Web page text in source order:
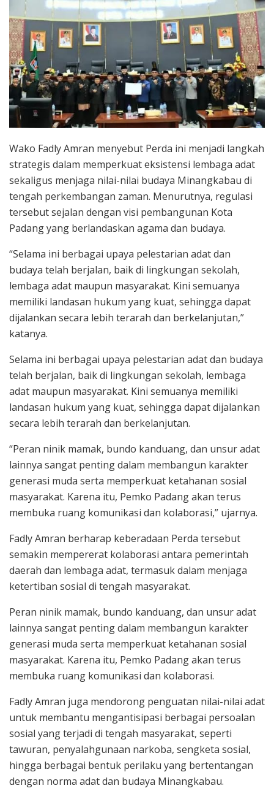
Wako Fadly Amran menyebut Perda ini menjadi langkah
strategis dalam memperkuat eksistensi lembaga adat
sekaligus menjaga nilai-nilai budaya Minangkabau di
tengah perkembangan zaman. Menurutnya, regulasi
tersebut sejalan dengan visi pembangunan Kota
Padang yang berlandaskan agama dan budaya.
“Selama ini berbagai upaya pelestarian adat dan
budaya telah berjalan, baik di lingkungan sekolah,
lembaga adat maupun masyarakat. Kini semuanya
memiliki landasan hukum yang kuat, sehingga dapat
dijalankan secara lebih terarah dan berkelanjutan,”
katanya.
Selama ini berbagai upaya pelestarian adat dan budaya
telah berjalan, baik di lingkungan sekolah, lembaga
adat maupun masyarakat. Kini semuanya memiliki
landasan hukum yang kuat, sehingga dapat dijalankan
secara lebih terarah dan berkelanjutan.
“Peran ninik mamak, bundo kanduang, dan unsur adat
lainnya sangat penting dalam membangun karakter
generasi muda serta memperkuat ketahanan sosial
masyarakat. Karena itu, Pemko Padang akan terus
membuka ruang komunikasi dan kolaborasi,” ujarnya.
Fadly Amran berharap keberadaan Perda tersebut
semakin mempererat kolaborasi antara pemerintah
daerah dan lembaga adat, termasuk dalam menjaga
ketertiban sosial di tengah masyarakat.
Peran ninik mamak, bundo kanduang, dan unsur adat
lainnya sangat penting dalam membangun karakter
generasi muda serta memperkuat ketahanan sosial
masyarakat. Karena itu, Pemko Padang akan terus
membuka ruang komunikasi dan kolaborasi.
Fadly Amran juga mendorong penguatan nilai-nilai adat
untuk membantu mengantisipasi berbagai persoalan
sosial yang terjadi di tengah masyarakat, seperti
tawuran, penyalahgunaan narkoba, sengketa sosial,
hingga berbagai bentuk perilaku yang bertentangan
dengan norma adat dan budaya Minangkabau.